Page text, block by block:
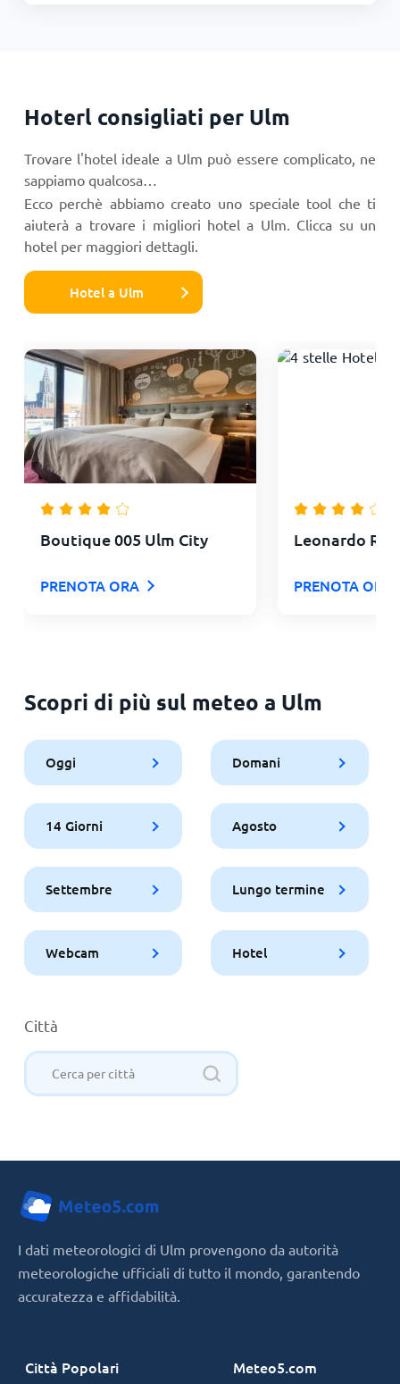
Hoterl consigliati per Ulm
Trovare l'hotel ideale a Ulm può essere complicato, ne
sappiamo qualcosa…
Ecco perchè abbiamo creato uno speciale tool che ti
aiuterà a trovare i migliori hotel a Ulm. Clicca su un
hotel per maggiori dettagli.
Hotel a Ulm
Boutique 005 Ulm City
PRENOTA ORA
Leonardo
PRENOTA ORA
Scopri di più sul meteo a Ulm
Oggi Domani
14 Giorni Agosto
Settembre Lungo termine
Webcam Hotel
Città
I dati meteorologici di Ulm provengono da autorità
meteorologiche ufficiali di tutto il mondo, garantendo
accuratezza e affidabilità.
Città Popolari Meteo5.com